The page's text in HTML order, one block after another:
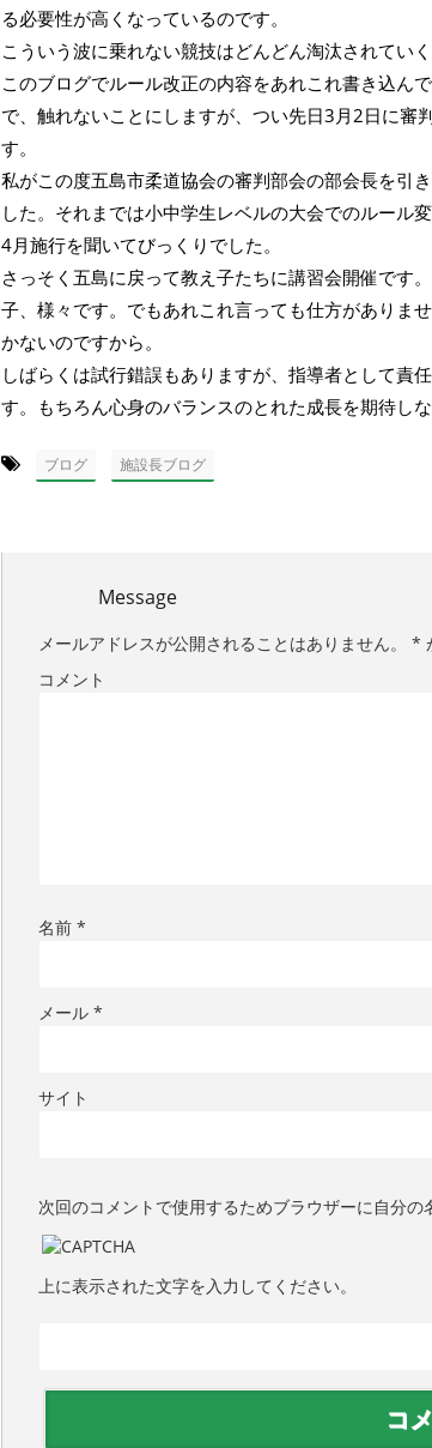
る必要性が高くなっているのです。
こういう波に乗れない競技はどんどん淘汰されていく
このブログでルール改正の内容をあれこれ書き込ん
で、触れないことにしますが、つい先日3月2日に審
す。
私がこの度五島市柔道協会の審判部会の部会長を引
した。それまでは小中学生レベルの大会でのルール
4月施行を聞いてびっくりでした。
さっそく五島に戻って教え子たちに講習会開催です
子、様々です。でもあれこれ言っても仕方がありま
かないのですから。
しばらくは試行錯誤もありますが、指導者として責
す。もちろん心身のバランスのとれた成長を期待しな
ブログ 施設長ブログ
Message
メールアドレスが公開されることはありません。 *
コメント
名前 *
メール *
サイト
次回のコメントで使用するためブラウザーに自分の
上に表示された文字を入力してください。